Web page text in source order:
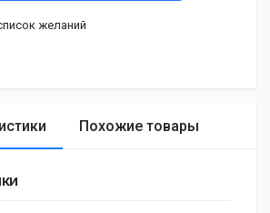
желаний
Похожие товары